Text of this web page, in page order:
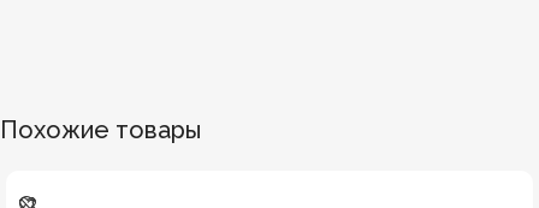
Похожие товары